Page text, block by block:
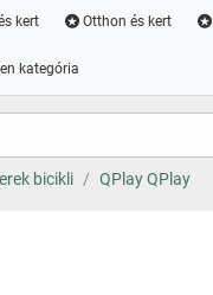
kert Otthon és kert
kategória
bicikli QPlay QPlay